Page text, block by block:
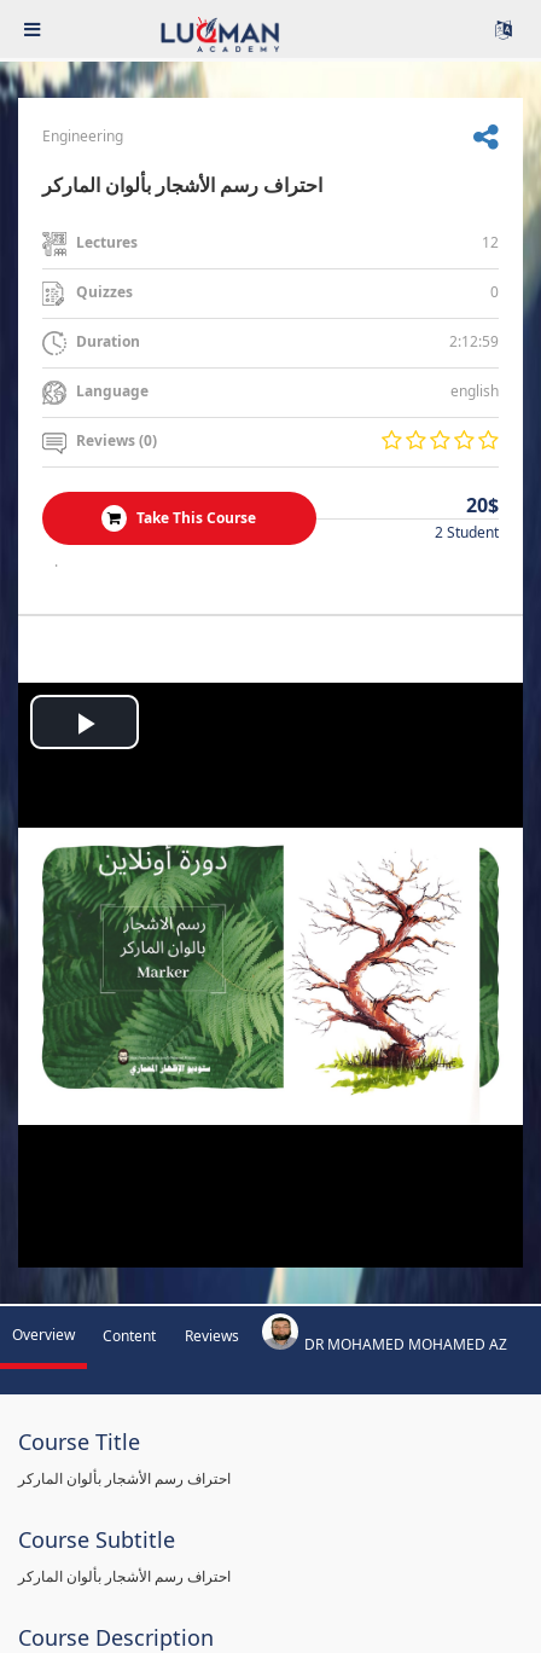
Engineering
احتراف رسم الأشجار بألوان الماركر
Lectures 12
Quizzes 0
Duration 2:12:59
Language english
Reviews (0)
Take This Course 20$
2 Student
.
Play
Overview Content Reviews DR MOHAMED MOHAMED AZ
Course Title
احتراف رسم الأشجار بألوان الماركر
Course Subtitle
احتراف رسم الأشجار بألوان الماركر
Course Description